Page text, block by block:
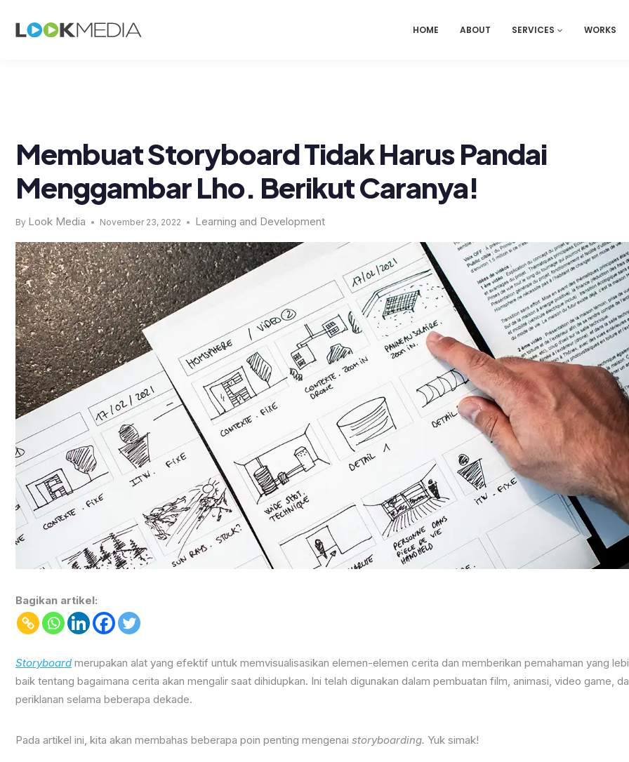
HOME ABOUT SERVICES WORKS
Membuat Storyboard Tidak Harus Pandai
Menggambar Lho. Berikut Caranya!
By Look Media November 23, 2022 Learning and Development
Bagikan artikel:
Storyboard merupakan alat yang efektif untuk memvisualisasikan elemen-elemen cerita dan memberikan pemahaman yang
baik tentang bagaimana cerita akan mengalir saat dihidupkan. Ini telah digunakan dalam pembuatan film, animasi, video game,
periklanan selama beberapa dekade.
Pada artikel ini, kita akan membahas beberapa poin penting mengenai storyboarding. Yuk simak!